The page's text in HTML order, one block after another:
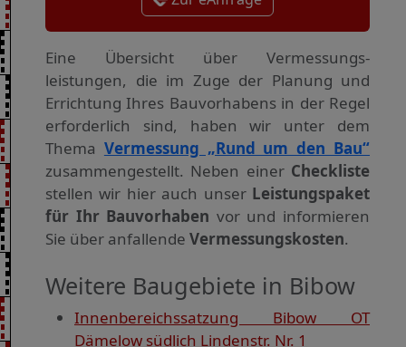
Eine Übersicht über Vermessungs­
leistungen, die im Zuge der Planung und
Errichtung Ihres Bauvorhabens in der Regel
erforderlich sind, haben wir unter dem
Thema Vermessung „Rund um den Bau“
zusammengestellt. Neben einer Checkliste
stellen wir hier auch unser Leistungspaket
für Ihr Bauvorhaben vor und informieren
Sie über anfallende Vermessungskosten.
Weitere Baugebiete in Bibow
Innenbereichssatzung Bibow OT
Dämelow südlich Lindenstr. Nr. 1